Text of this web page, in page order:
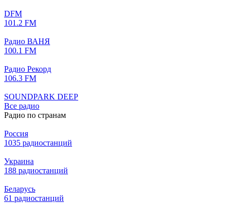
DFM
101.2 FM
Радио ВАНЯ
100.1 FM
Радио Рекорд
106.3 FM
SOUNDPARK DEEP
Все радио
Радио по странам
Россия
1035 радиостанций
Украина
188 радиостанций
Беларусь
61 радиостанций